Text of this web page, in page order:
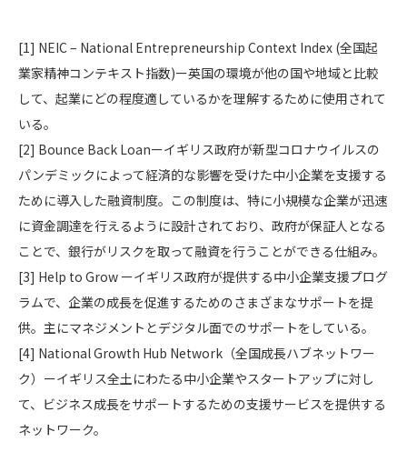
[1] NEIC – National Entrepreneurship Context Index (全国起
業家精神コンテキスト指数)ー英国の環境が他の国や地域と比較
して、起業にどの程度適しているかを理解するために使用されて
いる。
[2] Bounce Back Loanーイギリス政府が新型コロナウイルスの
パンデミックによって経済的な影響を受けた中小企業を支援する
ために導入した融資制度。この制度は、特に小規模な企業が迅速
に資金調達を行えるように設計されており、政府が保証人となる
ことで、銀行がリスクを取って融資を行うことができる仕組み。
[3] Help to Grow ーイギリス政府が提供する中小企業支援プログ
ラムで、企業の成長を促進するためのさまざまなサポートを提
供。主にマネジメントとデジタル面でのサポートをしている。
[4] National Growth Hub Network（全国成長ハブネットワー
ク）ーイギリス全土にわたる中小企業やスタートアップに対し
て、ビジネス成長をサポートするための支援サービスを提供する
ネットワーク。